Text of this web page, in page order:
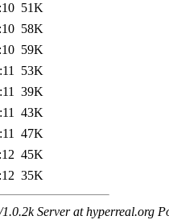
51K
58K
59K
53K
39K
43K
47K
45K
35K
Server at hyperreal.org